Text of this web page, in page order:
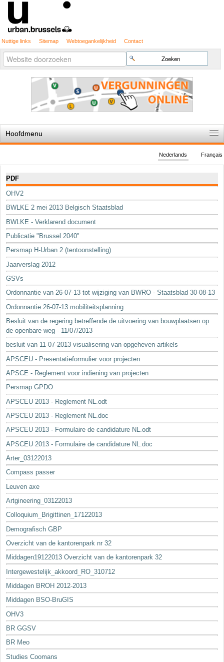
Nuttige links Sitemap Webtoegankelijkheid Contact
Zoek
Geavanceerd
zoeken...
Hoofdmenu
De spelregels
Stedenbouwkundige vergunning
Cartografie
Studies en publicaties
Sleutelwoorden
Stedenbouwkundige inlichtingen
Français
Nederlands
PDF
OHV2
BWLKE 2 mei 2013 Belgisch Staatsblad
BWLKE - Verklarend document
Publicatie "Brussel 2040"
Persmap H-Urban 2 (tentoonstelling)
Jaarverslag 2012
GSVs
Ordonnantie van 26-07-13 tot wijziging van BWRO - Staatsblad 30-08-13
Ordonnantie 26-07-13 mobiliteitsplanning
Besluit van de regering betreffende de uitvoering van bouwplaatsen op
de openbare weg - 11/07/2013
besluit van 11-07-2013 visualisering van opgeheven artikels
APSCEU - Presentatieformulier voor projecten
APSCE - Reglement voor indiening van projecten
Persmap GPDO
APSCEU 2013 - Reglement NL.odt
APSCEU 2013 - Reglement NL.doc
APSCEU 2013 - Formulaire de candidature NL.odt
APSCEU 2013 - Formulaire de candidature NL.doc
Arter_03122013
Compass passer
Leuven axe
Artgineering_03122013
Colloquium_Brigittinen_17122013
Demografisch GBP
Overzicht van de kantorenpark nr 32
Middagen19122013 Overzicht van de kantorenpark 32
Intergewestelijk_akkoord_RO_310712
Middagen BROH 2012-2013
Middagen BSO-BruGIS
OHV3
BR GGSV
BR Meo
Studies Coomans